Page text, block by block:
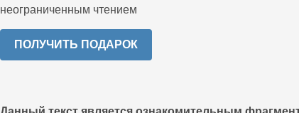
неограниченным чтением
ПОЛУЧИТЬ ПОДАРОК